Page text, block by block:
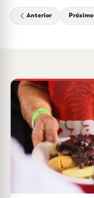
Anterior Próximo